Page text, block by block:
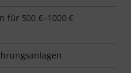
für 500 €–1000 €